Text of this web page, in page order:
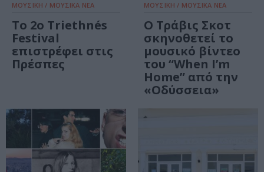
ΜΟΥΣΙΚΗ / ΜΟΥΣΙΚΑ ΝΕΑ
Το 2ο Triethnés
Festival
επιστρέφει στις
Πρέσπες
ΜΟΥΣΙΚΗ / ΜΟΥΣΙΚΑ ΝΕΑ
Ο Τράβις Σκοτ
σκηνοθετεί το
μουσικό βίντεο
του “When I’m
Home” από την
«Οδύσσεια»